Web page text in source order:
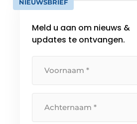
NIEUWSBRIEF
Meld u aan om nieuws &
updates te ontvangen.